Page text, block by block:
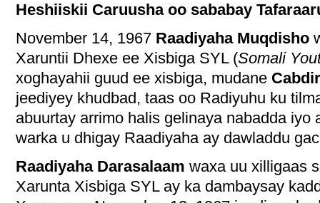
Heshiiskii Caruusha oo sababay
November 14, 1967 Raadiyaha Muqdisho
Xaruntii Dhexe ee Xisbiga SYL (Somali
xoghayahii guud ee xisbiga, mudane
jeediyey khudbad, taas oo Radiyuhu ku
abuurtay arrimo halis gelinaya nabadda iyo
warka u dhigay Raadiyaha ay dawladdu
Raadiyaha Darasalaam waxa uu xilligaas
Xarunta Xisbiga SYL ay ka dambaysay